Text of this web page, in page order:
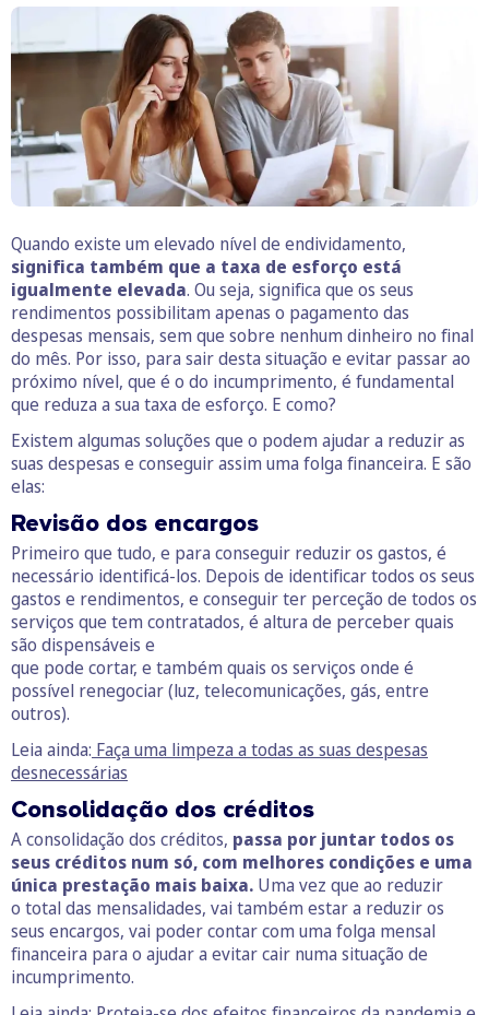
Quando existe um elevado nível de endividamento,
significa também que a taxa de esforço está
igualmente elevada. Ou seja, significa que os seus
rendimentos possibilitam apenas o pagamento das
despesas mensais, sem que sobre nenhum dinheiro no final
do mês. Por isso, para sair desta situação e evitar passar ao
próximo nível, que é o do incumprimento, é fundamental
que reduza a sua taxa de esforço. E como?
Existem algumas soluções que o podem ajudar a reduzir as
suas despesas e conseguir assim uma folga financeira. E são
elas:
Revisão dos encargos
Primeiro que tudo, e para conseguir reduzir os gastos, é
necessário identificá-los. Depois de identificar todos os seus
gastos e rendimentos, e conseguir ter perceção de todos os
serviços que tem contratados, é altura de perceber quais
são dispensáveis e
que pode cortar, e também quais os serviços onde é
possível renegociar (luz, telecomunicações, gás, entre
outros).
Leia ainda: Faça uma limpeza a todas as suas despesas
desnecessárias
Consolidação dos créditos
A consolidação dos créditos, passa por juntar todos os
seus créditos num só, com melhores condições e uma
única prestação mais baixa. Uma vez que ao reduzir
o total das mensalidades, vai também estar a reduzir os
seus encargos, vai poder contar com uma folga mensal
financeira para o ajudar a evitar cair numa situação de
incumprimento.